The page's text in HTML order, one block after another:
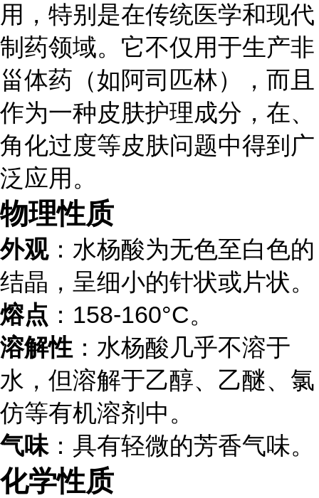
用，特别是在传统医学和现代
制药领域。它不仅用于生产非
甾体药（如阿司匹林），而且
作为一种皮肤护理成分，在、
角化过度等皮肤问题中得到广
泛应用。
物理性质
外观：水杨酸为无色至白色的
结晶，呈细小的针状或片状。
熔点 ：158-160°C。
溶解性 ：水杨酸几乎不溶于
水，但溶解于乙醇、乙醚、氯
仿等有机溶剂中。
气味：具有轻微的芳香气味。
化学性质